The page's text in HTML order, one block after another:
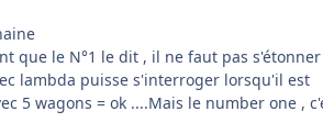
que le N°1 le dit , il ne faut pas s'étonner
lambda puisse s'interroger lorsqu'il est
5 wagons = ok ....Mais le number one ,